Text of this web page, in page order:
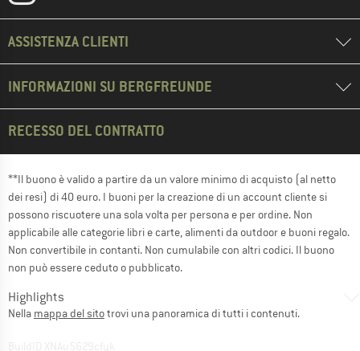
ASSISTENZA CLIENTI
INFORMAZIONI SU BERGFREUNDE
RECESSO DEL CONTRATTO
**Il buono è valido a partire da un valore minimo di acquisto (al netto
dei resi) di 40 euro. I buoni per la creazione di un account cliente si
possono riscuotere una sola volta per persona e per ordine. Non
applicabile alle categorie libri e carte, alimenti da outdoor e buoni regalo.
Non convertibile in contanti. Non cumulabile con altri codici. Il buono
non può essere ceduto o pubblicato.
Highlights
Nella mappa del sitotrovi una panoramica di tutti i contenuti.